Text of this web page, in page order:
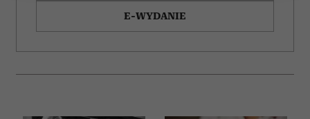
społecznościowym, reklamowym i analitycznym.
E-WYDANIE